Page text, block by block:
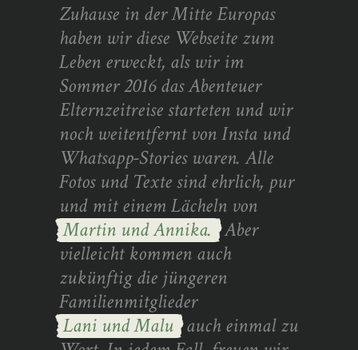
Zuhause in der Mitte Europas
haben wir diese Webseite zum
Leben erweckt, als wir im
Sommer 2016 das Abenteuer
Elternzeitreise starteten und wir
noch weitentfernt von Insta und
Whatsapp-Stories waren. Alle
Fotos und Texte sind ehrlich, pur
und mit einem Lächeln von
Martin und Annika. Aber
vielleicht kommen auch
zukünftig die jüngeren
Familienmitglieder
Lani und Malu auch einmal zu